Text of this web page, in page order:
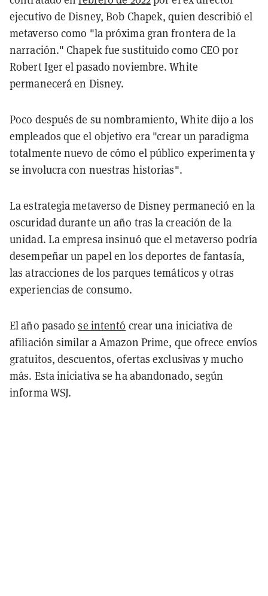
ejecutivo de Disney, Bob Chapek, quien describió el
metaverso como "la próxima gran frontera de la
narración." Chapek fue sustituido como CEO por
Robert Iger el pasado noviembre. White
permanecerá en Disney.
Poco después de su nombramiento, White dijo a los
empleados que el objetivo era "crear un paradigma
totalmente nuevo de cómo el público experimenta y
se involucra con nuestras historias".
La estrategia metaverso de Disney permaneció en la
oscuridad durante un año tras la creación de la
unidad. La empresa insinuó que el metaverso podría
desempeñar un papel en los deportes de fantasía,
las atracciones de los parques temáticos y otras
experiencias de consumo.
El año pasadose intentó crear una iniciativa de
afiliación similar a Amazon Prime, que ofrece envíos
gratuitos, descuentos, ofertas exclusivas y mucho
más. Esta iniciativa se ha abandonado, según
informa WSJ.